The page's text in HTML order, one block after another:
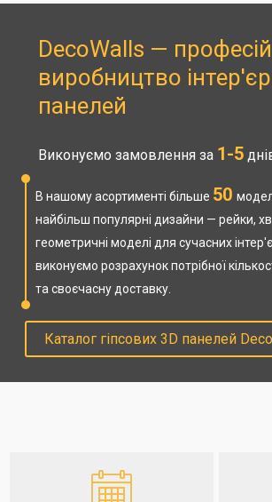
DecoWalls —
виробництво
панелей
Виконуємо замовлення за 1-5
В нашому асортименті більше 50
найбільш популярні дизайни — рейки,
геометричні моделі для сучасних
виконуємо розрахунок потрібної
та своєчасну доставку.
Каталог гіпсових 3D панелей